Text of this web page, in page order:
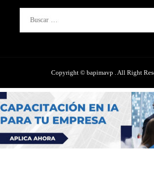
Copyright © bapimavp . All Right